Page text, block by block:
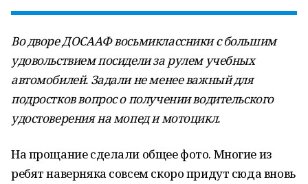
Во дворе ДОСААФ восьмиклассники с большим
удовольствием посидели за рулем учебных
автомобилей. Задали не менее важный для
подростков вопрос о получении водительского
удостоверения на мопед и мотоцикл.
На прощание сделали общее фото. Многие из
ребят наверняка совсем скоро придут сюда вновь